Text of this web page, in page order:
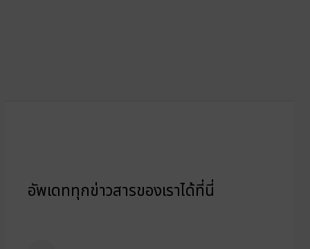
อัพเดททุกข่าวสารของเราได้ที่นี่